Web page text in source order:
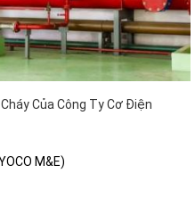
Của Công Ty Cơ Điện
M&E)